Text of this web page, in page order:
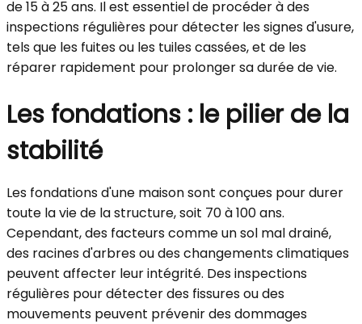
de 15 à 25 ans. Il est essentiel de procéder à des
inspections régulières pour détecter les signes d'usure,
tels que les fuites ou les tuiles cassées, et de les
réparer rapidement pour prolonger sa durée de vie.
Les fondations : le pilier de la
stabilité
Les fondations d'une maison sont conçues pour durer
toute la vie de la structure, soit 70 à 100 ans.
Cependant, des facteurs comme un sol mal drainé,
des racines d'arbres ou des changements climatiques
peuvent affecter leur intégrité. Des inspections
régulières pour détecter des fissures ou des
mouvements peuvent prévenir des dommages